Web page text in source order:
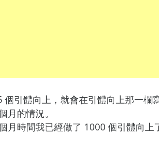
個引體向上，就會在引體向上那一欄
月的情況。
月時間我已經做了 1000 個引體向上